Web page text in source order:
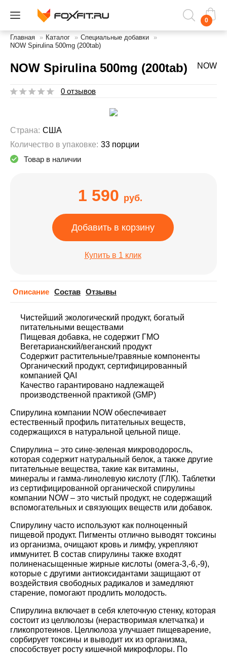
0
Главная » Каталог » Специальные добавки
»
NOW Spirulina 500mg (200tab)
NOW Spirulina 500mg (200tab) NOW
0 отзывов
Страна: США
Количество в упаковке: 33 порции
Товар в наличии
1 590 руб.
Добавить в корзину
Купить в 1 клик
Описание Cостав Отзывы
Чистейший экологический продукт, богатый
питательными веществами
Пищевая добавка, не содержит ГМО
Вегетарианский/веганский продукт
Содержит растительные/травяные компоненты
Органический продукт, сертифицированный
компанией QAI
Качество гарантировано надлежащей
производственной практикой (GMP)
Спирулина компании NOW обеспечивает
естественный профиль питательных веществ,
содержащихся в натуральной цельной пище.
Спирулина – это сине-зеленая микроводоросль,
которая содержит натуральный белок, а также другие
питательные вещества, такие как витамины,
минералы и гамма-линолевую кислоту (ГЛК). Таблетки
из сертифицированной органической спирулины
компании NOW – это чистый продукт, не содержащий
вспомогательных и связующих веществ или добавок.
Спирулину часто используют как полноценный
пищевой продукт. Пигменты отлично выводят токсины
из организма, очищают кровь и лимфу, укрепляют
иммунитет. В состав спирулины также входят
полиненасыщенные жирные кислоты (омега-3,-6,-9),
которые с другими антиоксидантами защищают от
воздействия свободных радикалов и замедляют
старение, помогают продлить молодость.
Спирулина включает в себя клеточную стенку, которая
состоит из целлюлозы (нерастворимая клетчатка) и
гликопротеинов. Целлюлоза улучшает пищеварение,
сорбирует токсины и выводит их из организма,
способствует росту кишечной микрофлоры. По